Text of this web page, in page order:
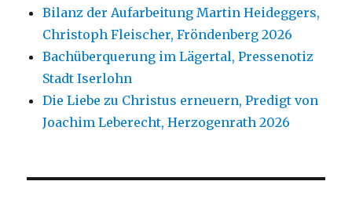
Bilanz der Aufarbeitung Martin Heideggers,
Christoph Fleischer, Fröndenberg 2026
Bachüberquerung im Lägertal, Pressenotiz
Stadt Iserlohn
Die Liebe zu Christus erneuern, Predigt von
Joachim Leberecht, Herzogenrath 2026